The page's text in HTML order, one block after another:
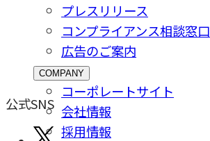
プレスリリース
コンプライアンス相談窓⼝
広告のご案内
COMPANY
コーポレートサイト
会社情報
採⽤情報
公式SNS